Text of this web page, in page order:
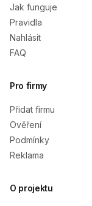
Jak funguje
Pravidla
Nahlásit
FAQ
Pro firmy
Přidat firmu
Ověření
Podmínky
Reklama
O projektu